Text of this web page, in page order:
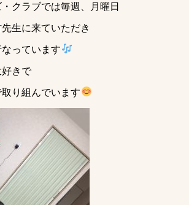
クラブでは毎週、月曜日
生に来ていただき
っています
好きで
り組んでいます